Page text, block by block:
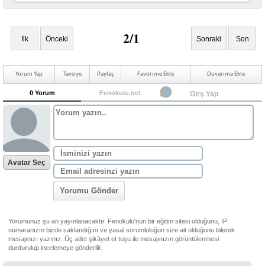
İlk Önceki 2/1 Sonraki Son
Yorum Yap Tavsiye Paylaş Favorime Ekle Duvarıma Ekle
0 Yorum Fenokulu.net Girş Yap
Avatar Seç
Yorumu Gönder
Yorumunuz şu an yayınlanacaktır. Fenokulu'nun bir eğitim sitesi olduğunu, IP
numaranızın bizde saklandığını ve yasal sorumluluğun size ait olduğunu bilerek
mesajınızı yazınız. Üç adet şikâyet et tuşu ile mesajınızın görüntülenmesi
durdurulup incelemeye gönderilir.